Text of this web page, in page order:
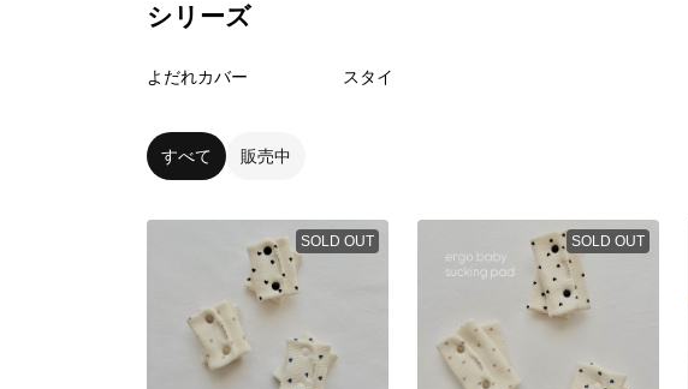
シリーズ
よだれカバー スタイ
すべて 販売中
SOLD OUT SOLD OUT